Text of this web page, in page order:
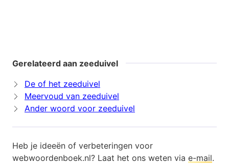
Gerelateerd aan zeeduivel
De of het zeeduivel
Meervoud van zeeduivel
Ander woord voor zeeduivel
Heb je ideeën of verbeteringen voor
webwoordenboek.nl? Laat het ons weten via e-mail.